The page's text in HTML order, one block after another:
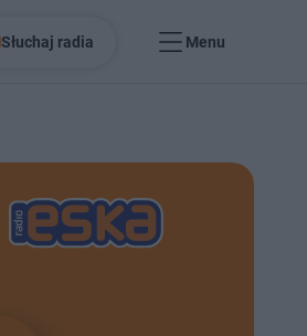
Słuchaj radia Menu